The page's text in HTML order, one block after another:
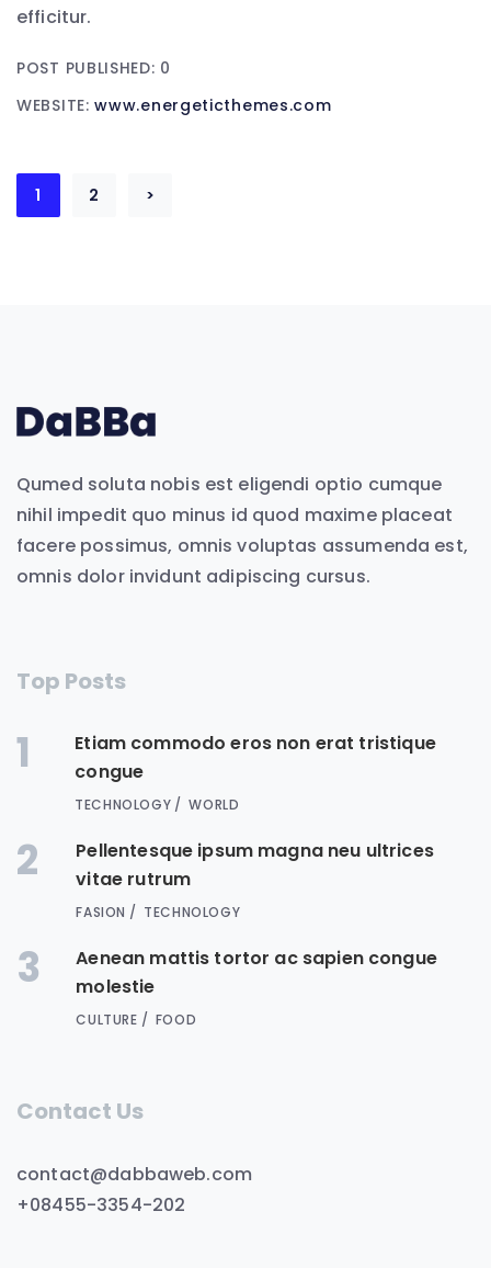
efficitur.
POST PUBLISHED: 0
WEBSITE:www.energeticthemes.com
1 2 >
Qumed soluta nobis est eligendi optio cumque
nihil impedit quo minus id quod maxime placeat
facere possimus, omnis voluptas assumenda est,
omnis dolor invidunt adipiscing cursus.
Top Posts
1
Etiam commodo eros non erat tristique
congue
TECHNOLOGY WORLD
2
Pellentesque ipsum magna neu ultrices
vitae rutrum
FASION TECHNOLOGY
3
Aenean mattis tortor ac sapien congue
molestie
CULTURE FOOD
Contact Us
contact@dabbaweb.com
+08455-3354-202